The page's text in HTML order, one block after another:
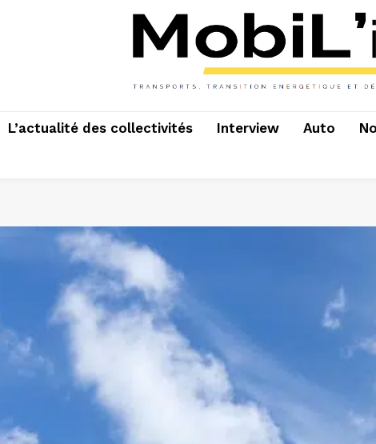
L’actualité des collectivités Interview Auto